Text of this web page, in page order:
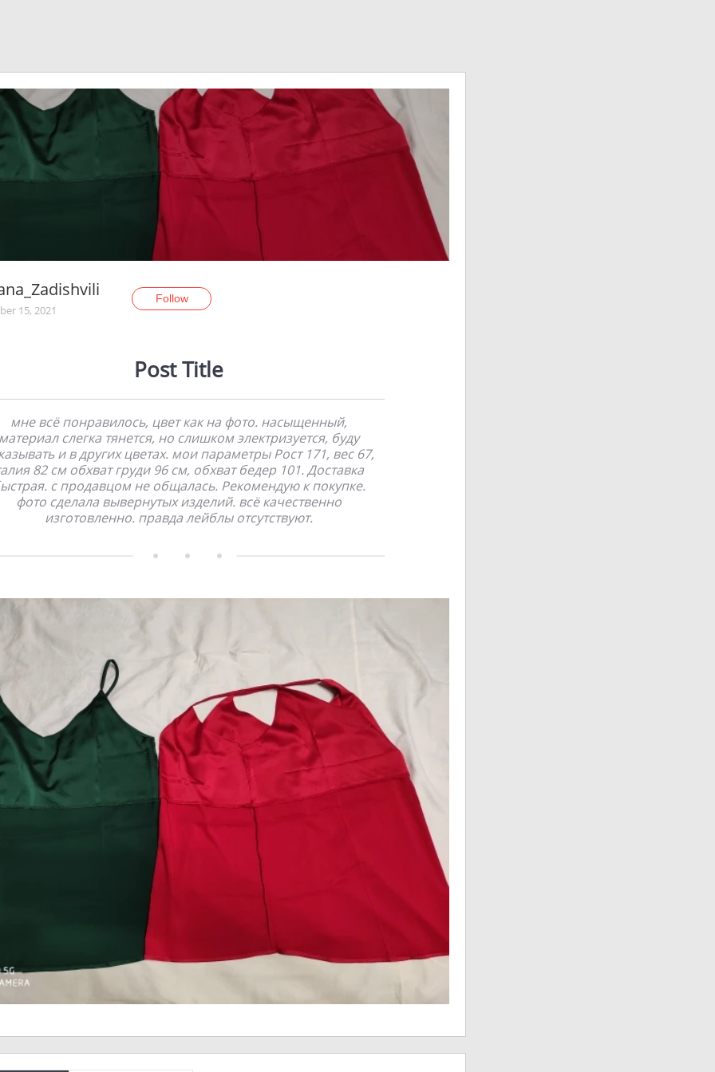
15, 2021
Follow
Post Title
мне всё понравилось, цвет как на фото. насыщенный,
слегка тянется, но слишком электризуется, буду
и в других цветах. мои параметры Рост 171, вес 67,
82 см обхват груди 96 см, обхват бедер 101. Доставка
с продавцом не общалась. Рекомендую к покупке.
фото сделала вывернутых изделий. всё качественно
изготовленно. правда лейблы отсутствуют.